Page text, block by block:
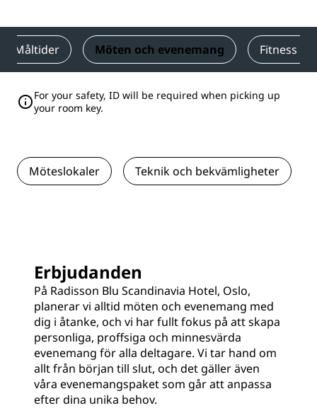
Måltider Möten och evenemang ‌Fitness
For your safety, ID will be required when picking up
your room key.
Möteslokaler Teknik och bekvämligheter
Erbjudanden
På Radisson Blu Scandinavia Hotel, Oslo,
planerar vi alltid möten och evenemang med
dig i åtanke, och vi har fullt fokus på att skapa
personliga, proffsiga och minnesvärda
evenemang för alla deltagare. Vi tar hand om
allt från början till slut, och det gäller även
våra evenemangspaket som går att anpassa
efter dina unika behov.